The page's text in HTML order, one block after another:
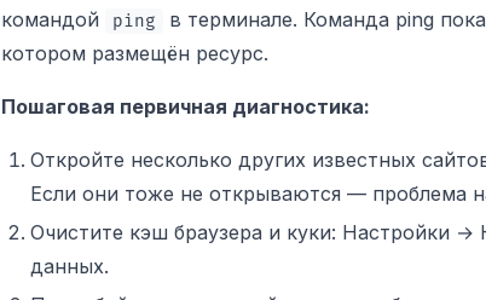
командой
ping в терминале. Команда ping
котором размещён ресурс.
Пошаговая первичная диагностика:
Откройте несколько других известных
Если они тоже не открываются — проблема
Очистите кэш браузера и куки: Настройки
данных.